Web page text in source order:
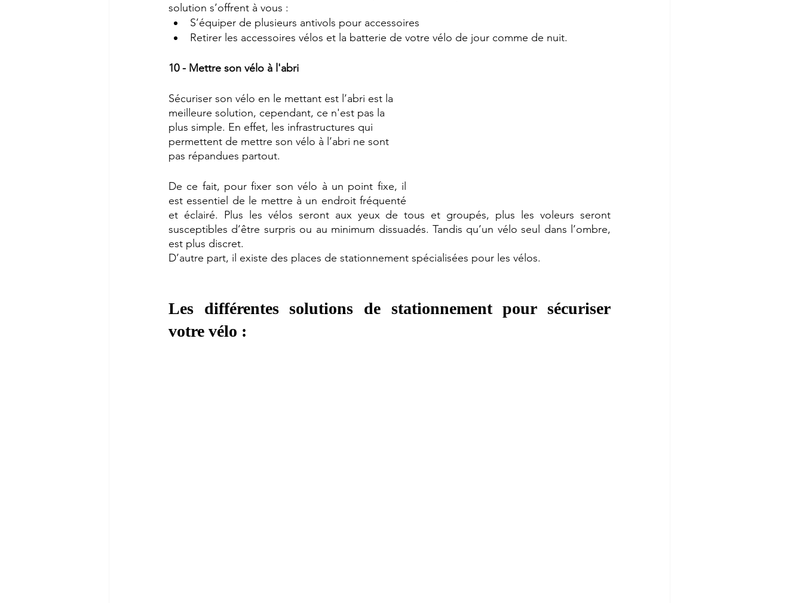
solution s’offrent à vous :
S’équiper de plusieurs antivols pour accessoires
Retirer les accessoires vélos et la batterie de votre vélo de jour comme de nuit.
10 - Mettre son vélo à l'abri
Sécuriser son vélo en le mettant est l’abri est la
meilleure solution, cependant, ce n'est pas la
plus simple. En effet, les infrastructures qui
permettent de mettre son vélo à l’abri ne sont
pas répandues partout.
De ce fait, pour fixer son vélo à un point fixe, il
est essentiel de le mettre à un endroit fréquenté
et éclairé. Plus les vélos seront aux yeux de tous et groupés, plus les voleurs seront
susceptibles d’être surpris ou au minimum dissuadés. Tandis qu’un vélo seul dans l’ombre,
est plus discret.
D’autre part, il existe des places de stationnement spécialisées pour les vélos.
Les différentes solutions de stationnement pour sécuriser
votre vélo :